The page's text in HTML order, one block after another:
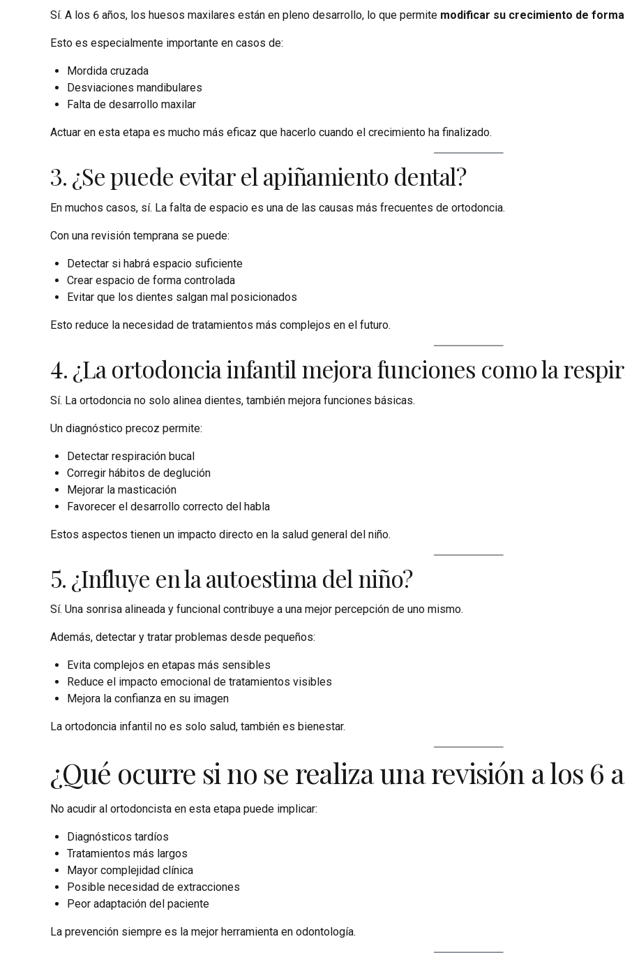
Sí. A los 6 años, los huesos maxilares están en pleno desarrollo, lo que permite modificar su crecimiento de
Esto es especialmente importante en casos de:
Mordida cruzada
Desviaciones mandibulares
Falta de desarrollo maxilar
Actuar en esta etapa es mucho más eficaz que hacerlo cuando el crecimiento ha finalizado.
3. ¿Se puede evitar el apiñamiento dental?
En muchos casos, sí. La falta de espacio es una de las causas más frecuentes de ortodoncia.
Con una revisión temprana se puede:
Detectar si habrá espacio suficiente
Crear espacio de forma controlada
Evitar que los dientes salgan mal posicionados
Esto reduce la necesidad de tratamientos más complejos en el futuro.
4. ¿La ortodoncia infantil mejora funciones como la
Sí. La ortodoncia no solo alinea dientes, también mejora funciones básicas.
Un diagnóstico precoz permite:
Detectar respiración bucal
Corregir hábitos de deglución
Mejorar la masticación
Favorecer el desarrollo correcto del habla
Estos aspectos tienen un impacto directo en la salud general del niño.
5. ¿Influye en la autoestima del niño?
Sí. Una sonrisa alineada y funcional contribuye a una mejor percepción de uno mismo.
Además, detectar y tratar problemas desde pequeños:
Evita complejos en etapas más sensibles
Reduce el impacto emocional de tratamientos visibles
Mejora la confianza en su imagen
La ortodoncia infantil no es solo salud, también es bienestar.
¿Qué ocurre si no se realiza una revisión a los 6
No acudir al ortodoncista en esta etapa puede implicar:
Diagnósticos tardíos
Tratamientos más largos
Mayor complejidad clínica
Posible necesidad de extracciones
Peor adaptación del paciente
La prevención siempre es la mejor herramienta en odontología.